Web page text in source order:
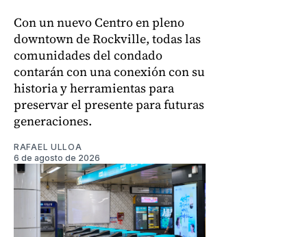
Con un nuevo Centro en pleno
downtown de Rockville, todas las
comunidades del condado
contarán con una conexión con su
historia y herramientas para
preservar el presente para futuras
generaciones.
RAFAEL ULLOA
6 de agosto de 2026